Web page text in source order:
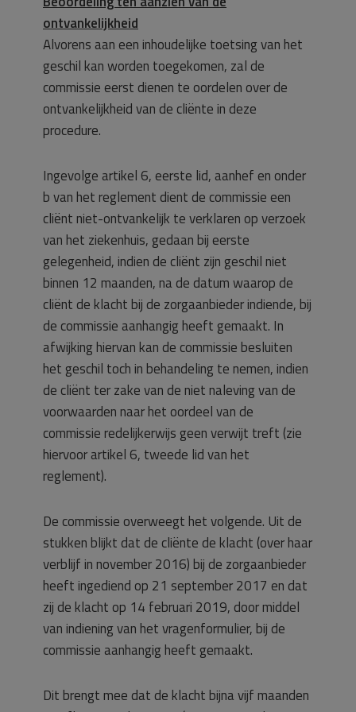
ontvankelijkheid
Alvorens aan een inhoudelijke toetsing van het
geschil kan worden toegekomen, zal de
commissie eerst dienen te oordelen over de
ontvankelijkheid van de cliënte in deze
procedure.
Ingevolge artikel 6, eerste lid, aanhef en onder
b van het reglement dient de commissie een
cliënt niet-ontvankelijk te verklaren op verzoek
van het ziekenhuis, gedaan bij eerste
gelegenheid, indien de cliënt zijn geschil niet
binnen 12 maanden, na de datum waarop de
cliënt de klacht bij de zorgaanbieder indiende, bij
de commissie aanhangig heeft gemaakt. In
afwijking hiervan kan de commissie besluiten
het geschil toch in behandeling te nemen, indien
de cliënt ter zake van de niet naleving van de
voorwaarden naar het oordeel van de
commissie redelijkerwijs geen verwijt treft (zie
hiervoor artikel 6, tweede lid van het
reglement).
De commissie overweegt het volgende. Uit de
stukken blijkt dat de cliënte de klacht (over haar
verblijf in november 2016) bij de zorgaanbieder
heeft ingediend op 21 september 2017 en dat
zij de klacht op 14 februari 2019, door middel
van indiening van het vragenformulier, bij de
commissie aanhangig heeft gemaakt.
Dit brengt mee dat de klacht bijna vijf maanden